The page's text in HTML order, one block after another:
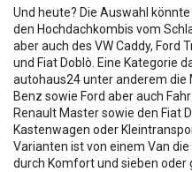
Und heute? Die Auswahl
den Hochdachkombis vom
aber auch des VW Caddy, Ford
und Fiat Doblò. Eine Kategorie
autohaus24 unter anderem die
Benz sowie Ford aber auch
Renault Master sowie den Fiat
Kastenwagen oder
Varianten ist von einem Van
durch Komfort und sieben